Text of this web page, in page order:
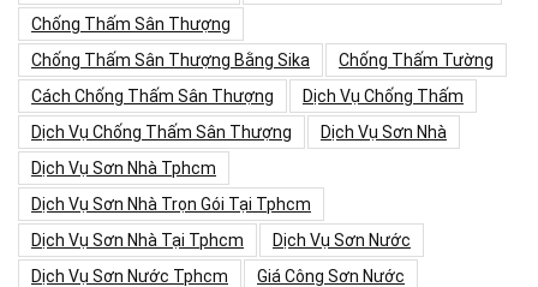
Chống Thấm Sân Thượng
Chống Thấm Sân Thượng Bằng Sika
Chống Thấm Tường
Cách Chống Thấm Sân Thượng
Dịch Vụ Chống Thấm
Dịch Vụ Chống Thấm Sân Thượng
Dịch Vụ Sơn Nhà
Dịch Vụ Sơn Nhà Tphcm
Dịch Vụ Sơn Nhà Trọn Gói Tại Tphcm
Dịch Vụ Sơn Nhà Tại Tphcm
Dịch Vụ Sơn Nước
Dịch Vụ Sơn Nước Tphcm
Giá Công Sơn Nước